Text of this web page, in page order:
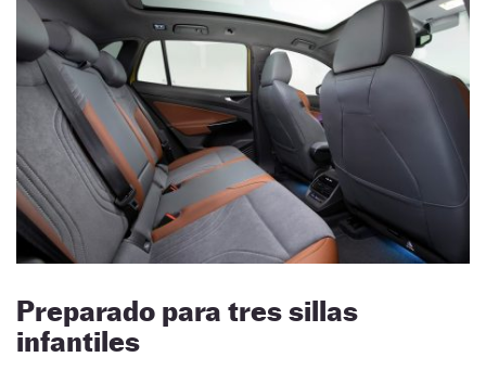
Preparado para tres sillas
infantiles